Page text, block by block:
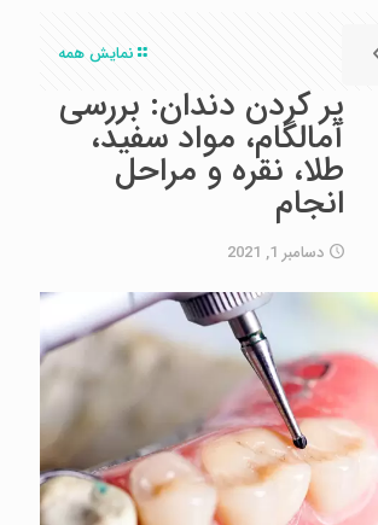
نمایش همه
پر کردن دندان: بررسی
آمالگام، مواد سفید،
طلا، نقره و مراحل
انجام
دسامبر 1, 2021